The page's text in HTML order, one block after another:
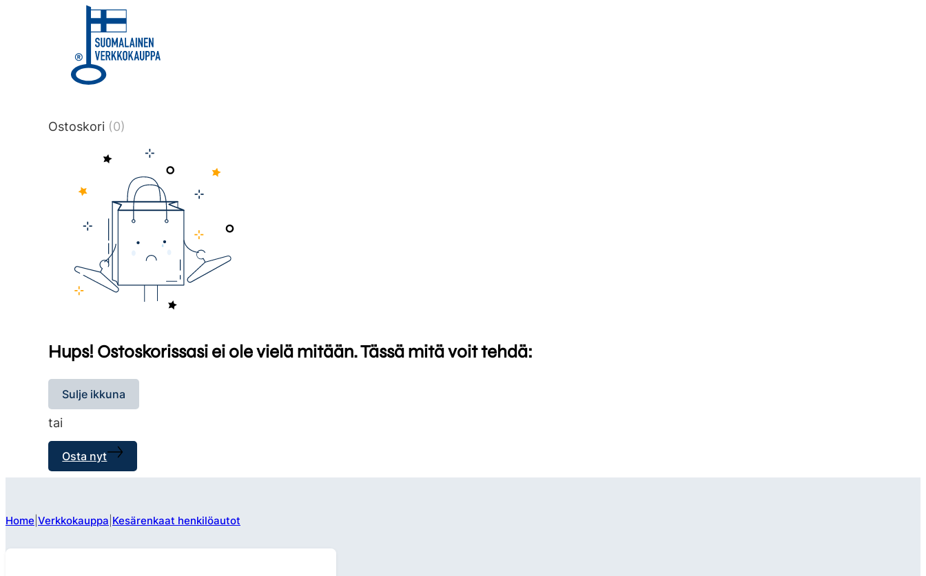
title or content.","post_type":
["product"],"ajax_loader_animation":"ripple","ajax_loader_selector":"#brxe-
tmlmvi","meta_query":
data-original-query-vars="[]" data-page="1" data-max-
Ostoskori (0)
Hups! Ostoskorissasi ei ole vielä mitään. Tässä mitä voit tehdä:
Sulje ikkuna
tai
Osta nyt
Home Verkkokauppa Kesärenkaat henkilöautot